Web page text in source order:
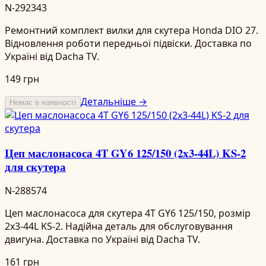
N-292343
Ремонтний комплект вилки для скутера Honda DIO 27.
Відновлення роботи передньої підвіски. Доставка по
Україні від Dacha TV.
149 грн
Немає в наявності Детальніше →
Цеп маслонасоса 4T GY6 125/150 (2х3-44L) KS-2
для скутера
N-288574
Цеп маслонасоса для скутера 4T GY6 125/150, розмір
2х3-44L KS-2. Надійна деталь для обслуговування
двигуна. Доставка по Україні від Dacha TV.
161 грн